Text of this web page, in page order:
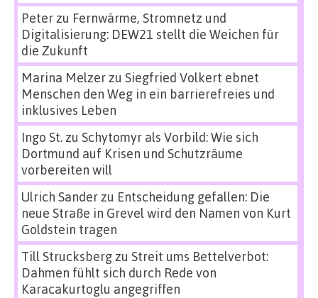
Peterzu Fernwärme, Stromnetz und
Digitalisierung: DEW21 stellt die Weichen für
die Zukunft
Marina Melzerzu Siegfried Volkert ebnet
Menschen den Weg in ein barrierefreies und
inklusives Leben
Ingo St.zu Schytomyr als Vorbild: Wie sich
Dortmund auf Krisen und Schutzräume
vorbereiten will
Ulrich Sanderzu Entscheidung gefallen: Die
neue Straße in Grevel wird den Namen von Kurt
Goldstein tragen
Till Strucksbergzu Streit ums Bettelverbot:
Dahmen fühlt sich durch Rede von
Karacakurtoglu angegriffen